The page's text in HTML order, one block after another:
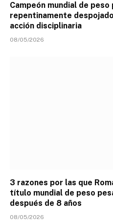
Campeón mundial de peso
repentinamente
acción disciplinaria
08/05/2026
3 razones por las que
título mundial de peso
después de 8 años
08/05/2026